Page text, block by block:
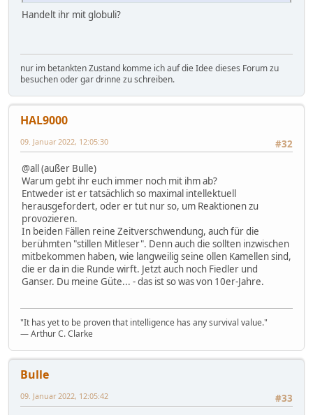
Handelt ihr mit globuli?
nur im betankten Zustand komme ich auf die Idee dieses Forum zu
besuchen oder gar drinne zu schreiben.
HAL9000
#32
09. Januar 2022, 12:05:30
@all (außer Bulle)
Warum gebt ihr euch immer noch mit ihm ab?
Entweder ist er tatsächlich so maximal intellektuell
herausgefordert, oder er tut nur so, um Reaktionen zu
provozieren.
In beiden Fällen reine Zeitverschwendung, auch für die
berühmten "stillen Mitleser". Denn auch die sollten inzwischen
mitbekommen haben, wie langweilig seine ollen Kamellen sind,
die er da in die Runde wirft. Jetzt auch noch Fiedler und
Ganser. Du meine Güte... - das ist so was von 10er-Jahre.
"It has yet to be proven that intelligence has any survival value."
― Arthur C. Clarke
Bulle
#33
09. Januar 2022, 12:05:42